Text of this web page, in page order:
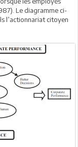
Le diagramme ci-
l’actionnariat citoyen